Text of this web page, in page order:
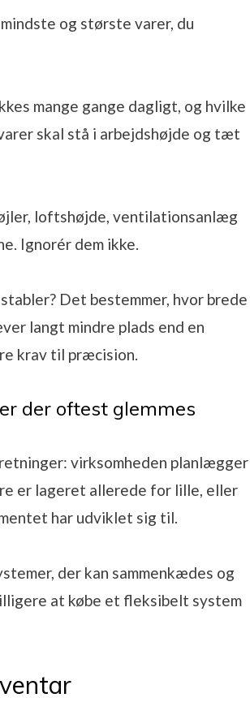
og største varer, du
mange gange dagligt, og hvilke
skal stå i arbejdshøjde og tæt
loftshøjde, ventilationsanlæg
Ignorér dem ikke.
Det bestemmer, hvor brede
langt mindre plads end en
krav til præcision.
der oftest glemmes
virksomheden planlægger
er lageret allerede for lille, eller
har udviklet sig til.
der kan sammenkædes og
at købe et fleksibelt system